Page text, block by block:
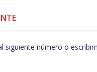
siguiente número o